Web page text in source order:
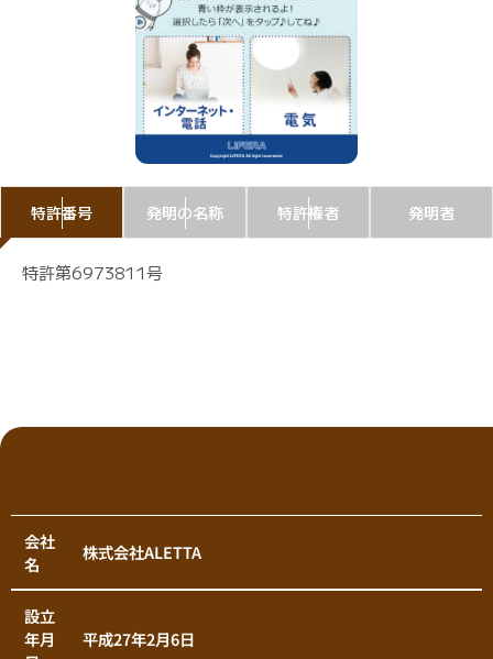
特許番号 発明の名称 特許権者 発明者
特許第6973811号
会社
名
株式会社ALETTA
設立
年月
平成27年2月6日